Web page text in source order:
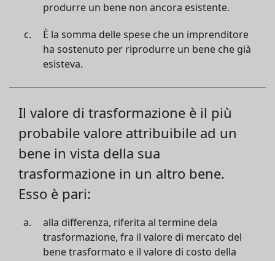
produrre un bene non ancora esistente.
È la somma delle spese che un imprenditore
ha sostenuto per riprodurre un bene che già
esisteva.
Il valore di trasformazione è il più
probabile valore attribuibile ad un
bene in vista della sua
trasformazione in un altro bene.
Esso è pari:
alla differenza, riferita al termine dela
trasformazione, fra il valore di mercato del
bene trasformato e il valore di costo della